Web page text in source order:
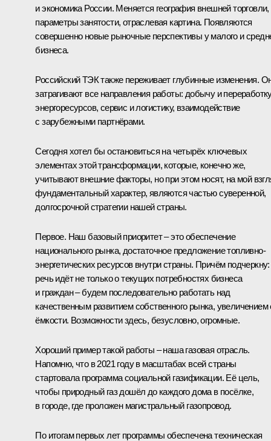
и экономика России. Меняется география внешней торговли,
параметры занятости, отраслевая картина. Появляются
совершенно новые рыночные перспективы у малого и
бизнеса.
Российский ТЭК также переживает глубинные изменения.
затрагивают все направления работы: добычу и
энергоресурсов, сервис и логистику, взаимодействие
с зарубежными партнёрами.
Сегодня хотел бы остановиться на четырёх ключевых
элементах этой трансформации, которые, конечно же,
учитывают внешние факторы, но при этом носят, на мой
фундаментальный характер, являются частью суверенной,
долгосрочной стратегии нашей страны.
Первое. Наш базовый приоритет – это обеспечение
национального рынка, достаточное предложение топливно-
энергетических ресурсов внутри страны. Причём подчеркну:
речь идёт не только о текущих потребностях бизнеса
и граждан – будем последовательно работать над
качественным развитием собственного рынка, увеличением
ёмкости. Возможности здесь, безусловно, огромные.
Хороший пример такой работы – наша газовая отрасль.
Напомню, что в 2021 году в масштабах всей страны
стартовала программа социальной газификации. Её цель,
чтобы природный газ дошёл до каждого дома в посёлке,
в городе, где проложен магистральный газопровод.
По итогам первых лет программы обеспечена техническая